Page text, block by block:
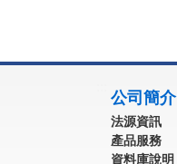
公司簡介
法源資訊
產品服務
資料庫說明